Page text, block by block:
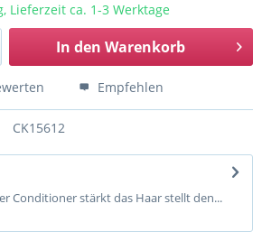
Lieferzeit ca. 1-3 Werktage
In den Warenkorb
Empfehlen
CK15612
Conditioner stärkt das Haar stellt den...